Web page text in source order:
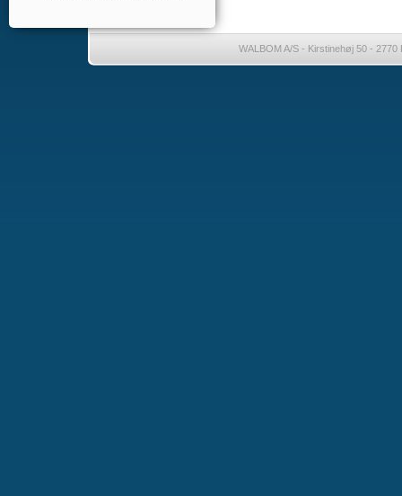
WALBOM A/S - Kirstinehøj 50 -